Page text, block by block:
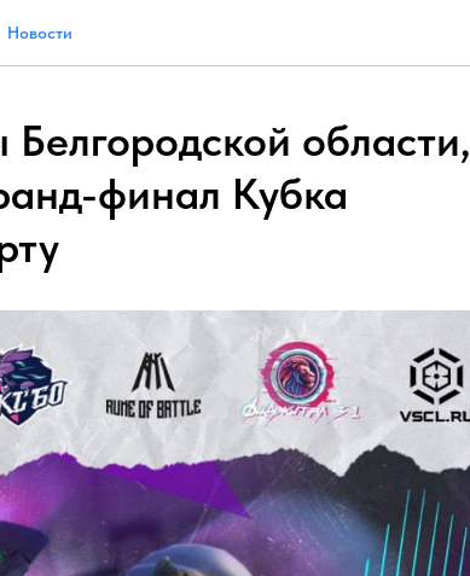
Новости
области,
финал Кубка